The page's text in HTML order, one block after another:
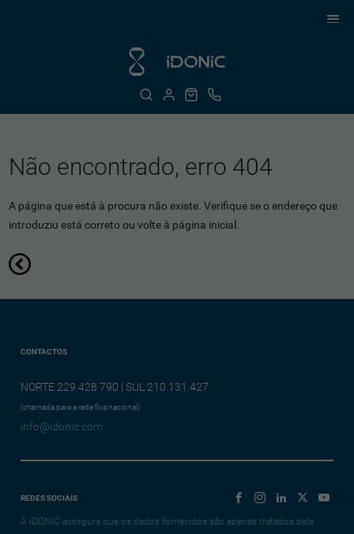
Não encontrado, erro 404
A página que está à procura não existe. Verifique se o endereço que
introduziu está correto ou volte à página inicial.
CONTACTOS
NORTE 229 428 790 | SUL 210 131 427
(chamada para a rede fixa nacional)
info@idonic.com
REDES SOCIAIS
A IDONIC assegura que os dados fornecidos são apenas tratados pela